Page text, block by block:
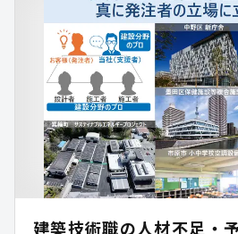
足 」だと私たちは考えています。
た変革に挑戦する方々の「真のソ
トナー」でいたいと考えてます。
建築技術職の人材不足・